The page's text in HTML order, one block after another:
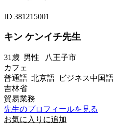
ID 381215001
キン ケンイチ先生
31歳 男性 八王子市
カフェ
普通語 北京語 ビジネス中国語
吉林省
貿易業務
先生のプロフィールを見る
お気に入りに追加